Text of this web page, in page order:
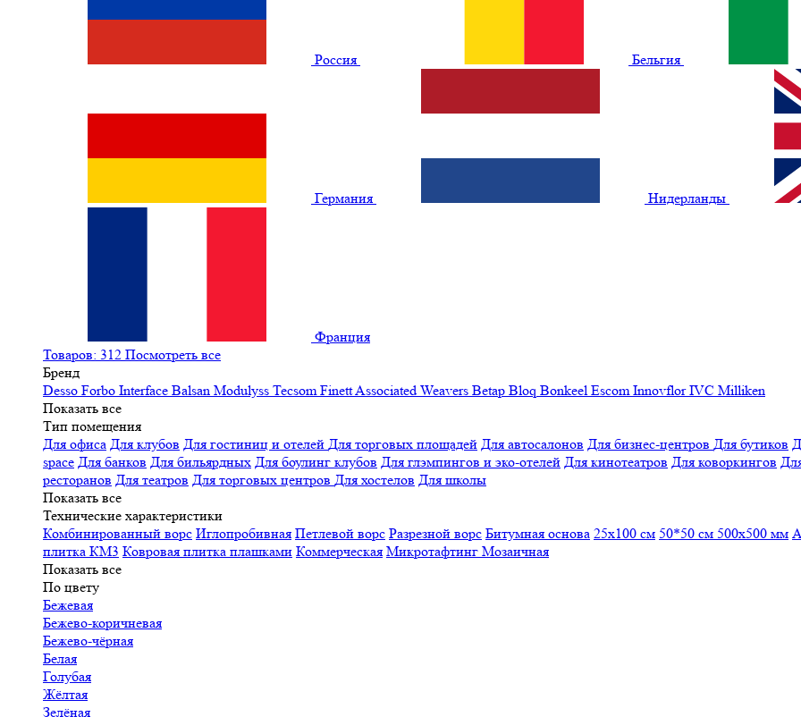
Россия Бельгия
Германия Нидерланды
Франция
Товаров: 312 Посмотреть все
Бренд
Desso Forbo Interface Balsan Modulyss Tecsom FinettAssociated Weavers Betap Bloq Bonkeel Escom Innovflor IVC Milliken
Показать все
Тип помещения
Для офиса Для клубов Для гостиниц и отелей Для торговых площадей Для автосалонов Для бизнес-центров Для бутиков
space Для банков Для бильярдных Для боулинг клубов Для глэмпингов и эко-отелей Для кинотеатров Для коворкингов
ресторанов Для театров Для торговых центров Для хостелов Для школы
Показать все
Технические характеристики
Комбинированный ворс Иглопробивная Петлевой ворс Разрезной ворс Битумная основа 25x100 см 50*50 см 500х500 мм
плитка КМ3 Ковровая плитка плашками Коммерческая Микротафтинг Мозаичная
Показать все
По цвету
Бежевая
Бежево-коричневая
Бежево-чёрная
Белая
Голубая
Жёлтая
Зелёная